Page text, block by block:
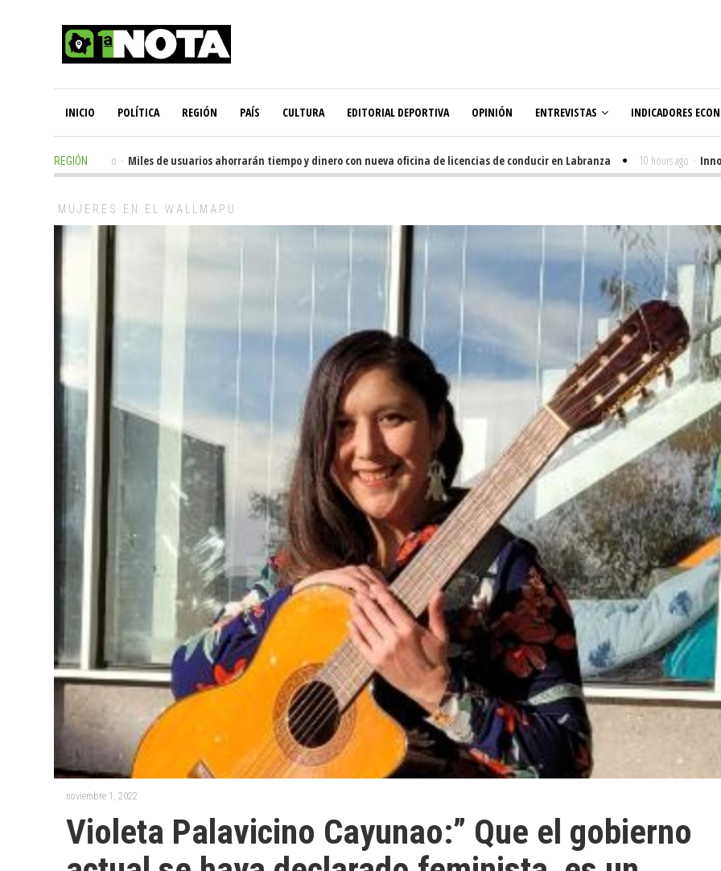
INICIO POLÍTICA REGIÓN PAÍS CULTURA EDITORIAL DEPORTIVA OPINIÓN ENTREVISTAS INDICADORES
REGIÓN
10 hours ago Miles de usuarios ahorrarán tiempo y dinero con nueva oficina de licencias de conducir en Labranza 10 hours ago -
MUJERES EN EL WALLMAPU
noviembre 1, 2022
Violeta Palavicino Cayunao:” Que el gobierno